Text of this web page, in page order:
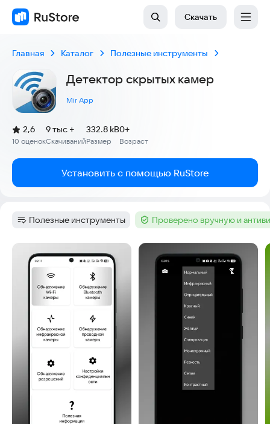
Скачать
Главная Каталог Полезные инструменты
Детектор скрытых камер
Mir App
Рейтинг:
2,6
(
10 оценок
)
Скачиваний
9 тыс +
Размер
332.8 kB
Возраст
0+
Установить с помощью RuStore
Категория:
Полезные инструменты Тег :Проверено вручную и
Скриншоты